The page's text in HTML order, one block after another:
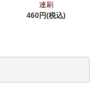
連刷
460円(税込)